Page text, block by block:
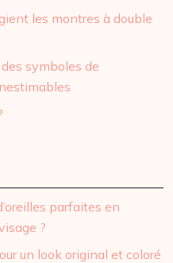
les montres à double
symboles de
parfaites en
?
un look original et coloré